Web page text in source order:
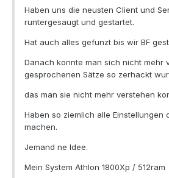
Haben uns die neusten Client und
runtergesaugt und gestartet.
Hat auch alles gefunzt bis wir BF
Danach konnte man sich nicht mehr
gesprochenen Sätze so zerhackt
das man sie nicht mehr verstehen
Haben so ziemlich alle Einstellungen
machen.
Jemand ne Idee.
Mein System Athlon 1800Xp / 512ram